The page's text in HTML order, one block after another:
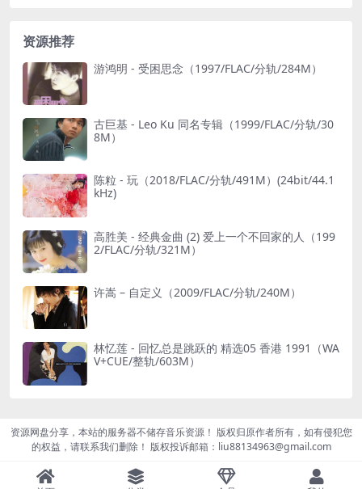
资源推荐
游鸿明 - 受困思念（1997/FLAC/分轨/284M）
古巨基 - Leo Ku 同名专辑（1999/FLAC/分轨/30
8M）
陈粒 - 玩（2018/FLAC/分轨/491M）(24bit/44.1
kHz)
高胜美 - 经典金曲 (2) 爱上一个不回家的人（199
2/FLAC/分轨/321M）
许嵩 – 自定义（2009/FLAC/分轨/240M）
林忆莲 - 回忆总是跳跃的 精选05 香港 1991（WA
V+CUE/整轨/603M）
资源网盘分享，本站的服务器不储存音乐资源！ 版权归原作者所有，如有侵犯您
的权益，请联系我们删除！ 版权投诉邮箱：liu88134963@gmail.com